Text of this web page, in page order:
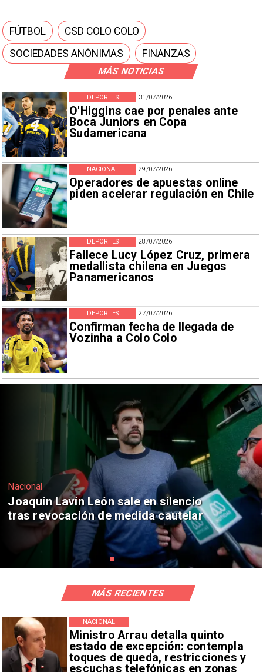
MÁS NOTICIAS
31/07/2026
O'Higgins cae por penales ante
Boca Juniors en Copa
Sudamericana
DEPORTES
29/07/2026
Operadores de apuestas online
piden acelerar regulación en Chile
NACIONAL
28/07/2026
Fallece Lucy López Cruz, primera
medallista chilena en Juegos
Panamericanos
DEPORTES
27/07/2026
Confirman fecha de llegada de
Vozinha a Colo Colo
DEPORTES
FÚTBOL
CSD COLO COLO
SOCIEDADES ANÓNIMAS
FINANZAS
Nacional
Chile y Venezuela formalizan
de relaciones consulares
Ministro Arrau detalla quinto
estado de excepción: contempla
toques de queda, restricciones y
escuchas telefónicas en zonas
NACIONAL
MÁS RECIENTES